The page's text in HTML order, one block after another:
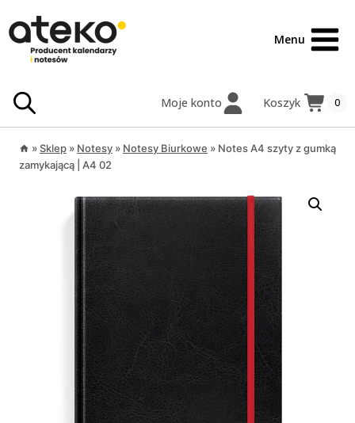
treści
do
treści
Menu
Moje konto Koszyk 0
»Sklep » Notesy » Notesy Biurkowe » Notes A4 szyty z gumką
zamykającą | A4 02